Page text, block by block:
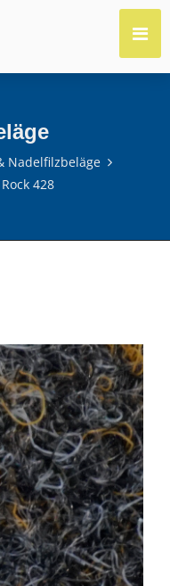
Nadelfilzbeläge
Rock 428